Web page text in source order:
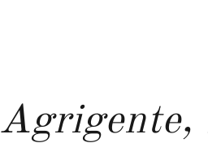
Agrigente,